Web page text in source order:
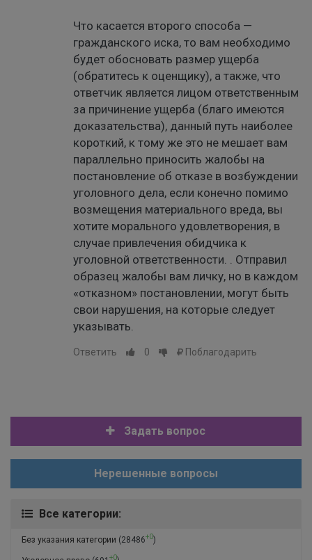
Что касается второго способа —
гражданского иска, то вам необходимо
будет обосновать размер ущерба
(обратитесь к оценщику), а также, что
ответчик является лицом ответственным
за причинение ущерба (благо имеются
доказательства), данный путь наиболее
короткий, к тому же это не мешает вам
параллельно приносить жалобы на
постановление об отказе в возбуждении
уголовного дела, если конечно помимо
возмещения материального вреда, вы
хотите морального удовлетворения, в
случае привлечения обидчика к
уголовной ответственности. . Отправил
образец жалобы вам личку, но в каждом
«отказном» постановлении, могут быть
свои нарушения, на которые следует
указывать.
Ответить 0 Поблагодарить
Задать вопрос
Нерешенные вопросы
Все категории:
Без указания категории (28486+0)
+0